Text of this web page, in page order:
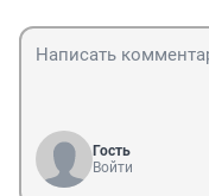
Гость
Войти